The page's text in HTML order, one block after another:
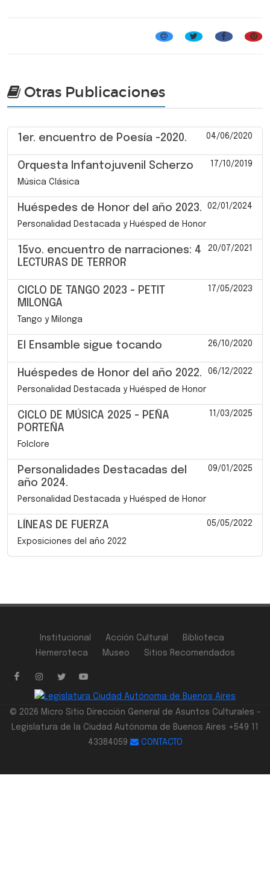
Otras Publicaciones
1er. encuentro de Poesía -2020. 04/06/2020
Orquesta Infantojuvenil Scherzo 17/10/2019
Música Clásica
Huéspedes de Honor del año 2023. 02/01/2024
Personalidad Destacada y Huésped de Honor
15vo. encuentro de narraciones: 4
LECTURAS DE TERROR
20/07/2021
CICLO DE TANGO 2023 - PETIT
MILONGA
17/05/2023
Tango y Milonga
El Ensamble sigue tocando 26/10/2020
Huéspedes de Honor del año 2022. 06/12/2022
Personalidad Destacada y Huésped de Honor
CICLO DE MÚSICA 2025 - PEÑA
PORTEÑA
11/03/2025
Folclore
Personalidades Destacadas del
año 2024.
09/01/2025
Personalidad Destacada y Huésped de Honor
LÍNEAS DE FUERZA 05/05/2022
Exposiciones del año 2022
Institucional Acción Cultural
Biblioteca
Hemeroteca
Museo Sitios Recomendados
© 2026 Micro Sitio Dirección General de Asuntos Culturales -
Legislatura de la Ciudad Autónoma de Buenos Aires +549 11
43384059
CONTACTO